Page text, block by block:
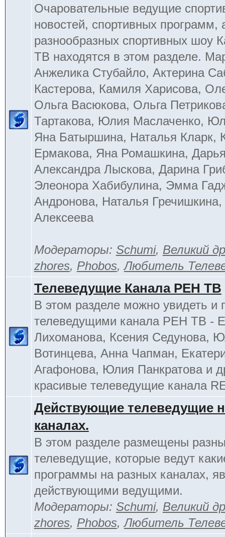
Очаровательные ведущие
новостей, спортивных программ,
разнообразных спортивных шоу
ТВ находятся в этом разделе.
Анжелика Стубайло, Актерина
Кастерова, Камиля Харисова,
Ольга Васюкова, Ольга
Тартакова, Юлия Маслаченко,
Яна Батыршина, Наталья Кларк,
Ермакова, Яна Ромашкина,
Александра Лыскова, Дарина
Элеонора Хабибулина, Эмма
Андронова, Наталья
Алексеева
Модераторы: Schumi, Великий
zhores, Phobos,Любитель
Телеведущие Канала РЕН ТВ
В этом разделе можно увидеть и
телеведущими канала РЕН ТВ -
Лихоманова, Ксения Седунова,
Вотинцева, Анна Чапман,
Агафонова, Юлия Панкратова и
красивые телеведущие канала
Действующие телеведущие
каналах.
В этом разделе размещены
телеведущие, которые ведут
программы на разных каналах,
действующими ведущими.
Модераторы: Schumi, Великий
zhores, Phobos,Любитель